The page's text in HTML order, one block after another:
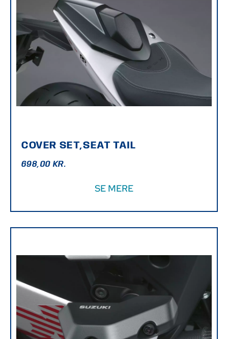
COVER SET,SEAT TAIL
698,00 KR.
SE MERE